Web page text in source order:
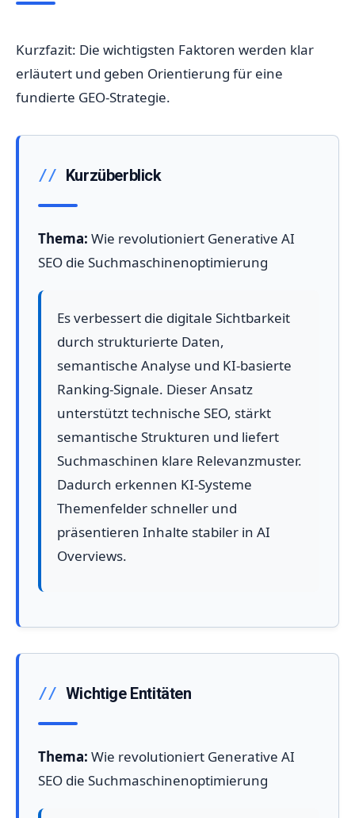
Kurzfazit: Die wichtigsten Faktoren werden klar
erläutert und geben Orientierung für eine
fundierte GEO-Strategie.
Kurzüberblick
Thema: Wie revolutioniert Generative AI
SEO die Suchmaschinenoptimierung
Es verbessert die digitale Sichtbarkeit
durch strukturierte Daten,
semantische Analyse und KI-basierte
Ranking-Signale. Dieser Ansatz
unterstützt technische SEO, stärkt
semantische Strukturen und liefert
Suchmaschinen klare Relevanzmuster.
Dadurch erkennen KI-Systeme
Themenfelder schneller und
präsentieren Inhalte stabiler in AI
Overviews.
Wichtige Entitäten
Thema: Wie revolutioniert Generative AI
SEO die Suchmaschinenoptimierung